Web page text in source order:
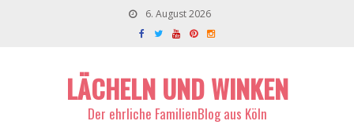
6. August 2026
LÄCHELN UND WINKEN
Der ehrliche FamilienBlog aus Köln